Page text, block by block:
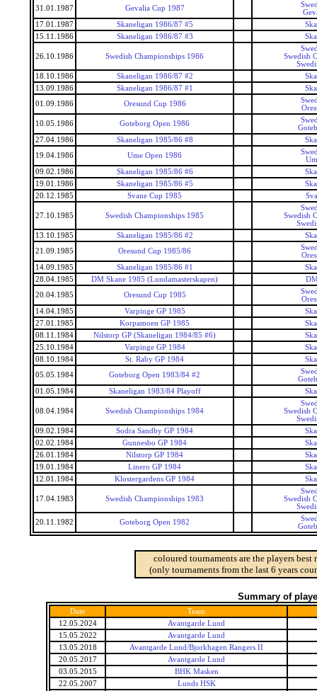
31.01.1987
Gevalia Cup 1987
17.01.1987
Skaneligan 1986/87 #5
15.11.1986
Skaneligan 1986/87 #3
26.10.1986 Swedish Championships 1986
Swedish
18.10.1986
Skaneligan 1986/87 #2
13.09.1986
Skaneligan 1986/87 #1
01.09.1986
Oresund Cup 1986
10.05.1986
Goteborg Open 1986
27.04.1986
Skaneligan 1985/86 #8
19.04.1986
Ume Open 1986
09.02.1986
Skaneligan 1985/86 #6
19.01.1986
Skaneligan 1985/86 #5
20.12.1985
Svane Cup 1985
27.10.1985 Swedish Championships 1985
Swedish
13.10.1985
Skaneligan 1985/86 #2
21.09.1985
Oresund Cup 1985/86
14.09.1985
Skaneligan 1985/86 #1
28.04.1985
DM Skane 1985 (Lundamasterskapen)
20.04.1985
Oresund Cup 1985
14.04.1985
Varpinge GP 1985
27.01.1985
Korpamoen GP 1985
08.11.1984
Nilstorp GP (Skaneligan 1984/85 #6)
25.10.1984
Varpinge GP 1984
08.10.1984
St. Raby GP 1984
05.05.1984
Goteborg Open 1983/84 #2
01.05.1984
Skaneligan 1983/84 Playoff
08.04.1984 Swedish Championships 1984
Swedish
09.02.1984
Sodra Sandby GP 1984
02.02.1984
Gunnesbo GP 1984
26.01.1984
Nilstorp GP 1984
19.01.1984
Linero GP 1984
12.01.1984
Klostergardens GP 1984
17.04.1983 Swedish Championships 1983
Swedish
20.11.1982
Goteborg Open 1982
coloured tournaments are the players
(only tournaments from the last 6 years
Summary of
Date
Team
12.05.2024
Avantgarde Lund
15.05.2022
Avantgarde Lund
13.05.2018
Avantgarde Lund/Bjorkhagen Rangers II
20.05.2017
Avantgarde Lund
03.05.2015
BHK Masken
22.05.2007
Lunds HSK